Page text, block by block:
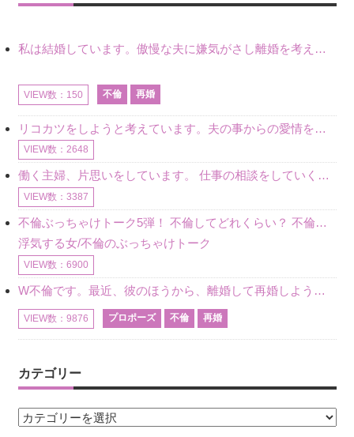
私は結婚しています。傲慢な夫に嫌気がさし離婚を考えていたときに、彼と出会いました。彼には恋人がいましたが、話をするうちに、夫とのことを相談するようにな
VIEW数：150 不倫 再婚
リコカツをしようと考えています。夫の事からの愛情を全く感じません。子供がいるので、子供が成長するまではと我慢しています。 まず、お金が必要だと考え、仕事の量も増やしました。ところが、夫は働かず、結局は
VIEW数：2648
働く主婦、片思いをしています。 仕事の相談をしていくうちに、彼のことを好きになりました。私には夫も子供もいます。不倫をしているわけでもなく、もちろん、この気持ちは誰にも話していません。 ラインをする関
VIEW数：3387
不倫ぶっちゃけトーク5弾！ 不倫してどれくらい？ 不倫のあれこれを、なんでもどうぞ♪♪
浮気する女/不倫のぶっちゃけトーク
VIEW数：6900
W不倫です。最近、彼のほうから、離婚して再婚しよう、と言ってきました。ハッキリいうと、そこまでは考えていませんでした。彼を好きな気持ちはあるし、彼なしの生活は考えられません。だけど、離婚して再婚すると
VIEW数：9876 プロポーズ 不倫 再婚
カテゴリー
カ